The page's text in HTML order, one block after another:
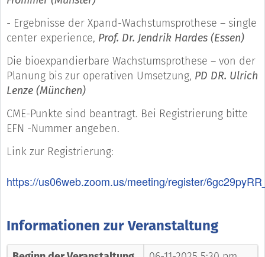
- Ergebnisse der Xpand-Wachstumsprothese – single
center experience, Prof. Dr. Jendrik Hardes (Essen)
Die bioexpandierbare Wachstumsprothese – von der
Planung bis zur operativen Umsetzung, PD DR. Ulrich
Lenze (München)
CME-Punkte sind beantragt. Bei Registrierung bitte
EFN -Nummer angeben.
Link zur Registrierung:
https://us06web.zoom.us/meeting/register/
Informationen zur Veranstaltung